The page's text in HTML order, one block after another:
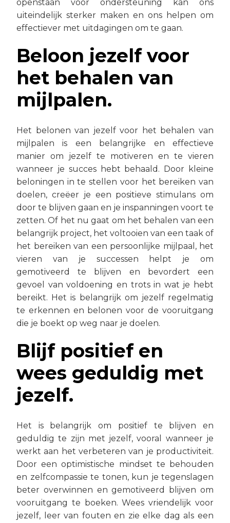
openstaan voor ondersteuning kan ons
uiteindelijk sterker maken en ons helpen om
effectiever met uitdagingen om te gaan.
Beloon jezelf voor
het behalen van
mijlpalen.
Het belonen van jezelf voor het behalen van
mijlpalen is een belangrijke en effectieve
manier om jezelf te motiveren en te vieren
wanneer je succes hebt behaald. Door kleine
beloningen in te stellen voor het bereiken van
doelen, creëer je een positieve stimulans om
door te blijven gaan en je inspanningen voort te
zetten. Of het nu gaat om het behalen van een
belangrijk project, het voltooien van een taak of
het bereiken van een persoonlijke mijlpaal, het
vieren van je successen helpt je om
gemotiveerd te blijven en bevordert een
gevoel van voldoening en trots in wat je hebt
bereikt. Het is belangrijk om jezelf regelmatig
te erkennen en belonen voor de vooruitgang
die je boekt op weg naar je doelen.
Blijf positief en
wees geduldig met
jezelf.
Het is belangrijk om positief te blijven en
geduldig te zijn met jezelf, vooral wanneer je
werkt aan het verbeteren van je productiviteit.
Door een optimistische mindset te behouden
en zelfcompassie te tonen, kun je tegenslagen
beter overwinnen en gemotiveerd blijven om
vooruitgang te boeken. Wees vriendelijk voor
jezelf, leer van fouten en zie elke dag als een